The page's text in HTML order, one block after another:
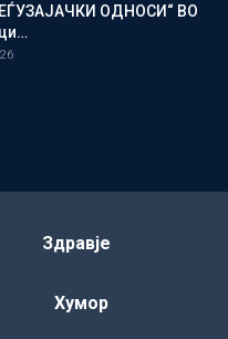
ОДНОСИ“ ВО
Здравје
Хумор